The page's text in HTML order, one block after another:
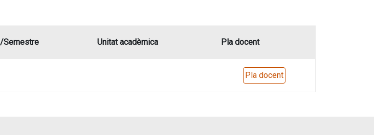
Semestre Unitat acadèmica Pla docent
Pla docent